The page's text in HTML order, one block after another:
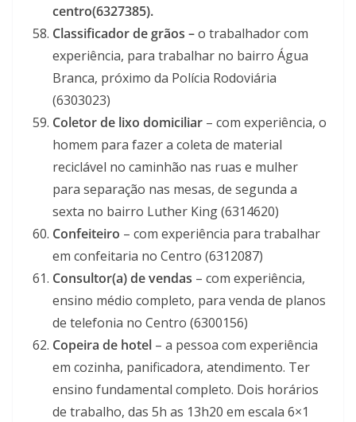
centro(6327385).
Classificador de grãos –o trabalhador com
experiência, para trabalhar no bairro Água
Branca, próximo da Polícia Rodoviária
(6303023)
Coletor de lixo domiciliar – com experiência, o
homem para fazer a coleta de material
reciclável no caminhão nas ruas e mulher
para separação nas mesas, de segunda a
sexta no bairro Luther King (6314620)
Confeiteiro – com experiência para trabalhar
em confeitaria no Centro (6312087)
Consultor(a) de vendas – com experiência,
ensino médio completo, para venda de planos
de telefonia no Centro (6300156)
Copeira de hotel – a pessoa com experiência
em cozinha, panificadora, atendimento. Ter
ensino fundamental completo. Dois horários
de trabalho, das 5h as 13h20 em escala 6×1